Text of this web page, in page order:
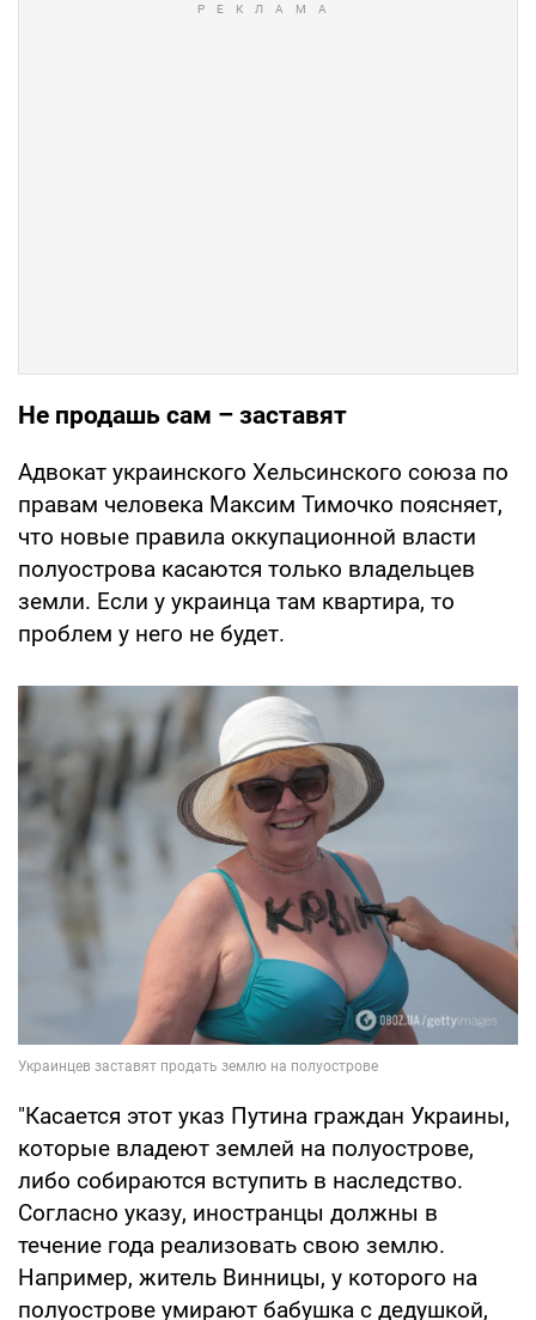
Не продашь сам – заставят
Адвокат украинского Хельсинского союза по
правам человека Максим Тимочко поясняет,
что новые правила оккупационной власти
полуострова касаются только владельцев
земли. Если у украинца там квартира, то
проблем у него не будет.
"Касается этот указ Путина граждан Украины,
которые владеют землей на полуострове,
либо собираются вступить в наследство.
Согласно указу, иностранцы должны в
течение года реализовать свою землю.
Например, житель Винницы, у которого на
полуострове умирают бабушка с дедушкой,